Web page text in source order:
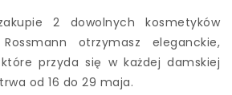
2 dowolnych kosmetyków
otrzymasz eleganckie,
przyda się w każdej damskiej
od 16 do 29 maja.